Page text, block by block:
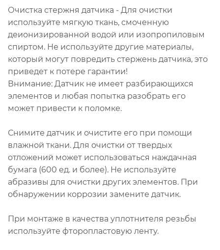
Очистка стержня датчика - Для очистки
используйте мягкую ткань, смоченную
деионизированной водой или изопропиловым
спиртом. Не используйте другие материалы,
который могут повредить стержень датчика, это
приведет к потере гарантии!
Внимание: Датчик не имеет разбирающихся
элементов и любая попытка разобрать его
может привести к поломке.
Снимите датчик и очистите его при помощи
влажной ткани. Для очистки от твердых
отложений может использоваться наждачная
бумага (600 ед. и более). Не используйте
абразивы для очистки других элементов. При
обнаружении коррозии замените датчик.
При монтаже в качества уплотнителя резьбы
используйте фторопластовую ленту.